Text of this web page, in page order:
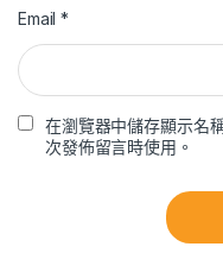
Email*
在瀏覽器中儲存顯示名
次發佈留言時使用。